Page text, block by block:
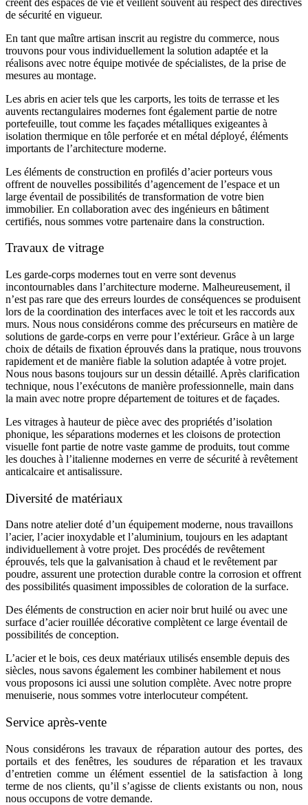
de sécurité en vigueur.
En tant que maître artisan inscrit au registre du commerce, nous
trouvons pour vous individuellement la solution adaptée et la
réalisons avec notre équipe motivée de spécialistes, de la prise de
mesures au montage.
Les abris en acier tels que les carports, les toits de terrasse et les
auvents rectangulaires modernes font également partie de notre
portefeuille, tout comme les façades métalliques exigeantes à
isolation thermique en tôle perforée et en métal déployé, éléments
importants de l’architecture moderne.
Les éléments de construction en profilés d’acier porteurs vous
offrent de nouvelles possibilités d’agencement de l’espace et un
large éventail de possibilités de transformation de votre bien
immobilier. En collaboration avec des ingénieurs en bâtiment
certifiés, nous sommes votre partenaire dans la construction.
Travaux de vitrage
Les garde-corps modernes tout en verre sont devenus
incontournables dans l’architecture moderne. Malheureusement, il
n’est pas rare que des erreurs lourdes de conséquences se produisent
lors de la coordination des interfaces avec le toit et les raccords aux
murs. Nous nous considérons comme des précurseurs en matière de
solutions de garde-corps en verre pour l’extérieur. Grâce à un large
choix de détails de fixation éprouvés dans la pratique, nous trouvons
rapidement et de manière fiable la solution adaptée à votre projet.
Nous nous basons toujours sur un dessin détaillé. Après clarification
technique, nous l’exécutons de manière professionnelle, main dans
la main avec notre propre département de toitures et de façades.
Les vitrages à hauteur de pièce avec des propriétés d’isolation
phonique, les séparations modernes et les cloisons de protection
visuelle font partie de notre vaste gamme de produits, tout comme
les douches à l’italienne modernes en verre de sécurité à revêtement
anticalcaire et antisalissure.
Diversité de matériaux
Dans notre atelier doté d’un équipement moderne, nous travaillons
l’acier, l’acier inoxydable et l’aluminium, toujours en les adaptant
individuellement à votre projet. Des procédés de revêtement
éprouvés, tels que la galvanisation à chaud et le revêtement par
poudre, assurent une protection durable contre la corrosion et offrent
des possibilités quasiment impossibles de coloration de la surface.
Des éléments de construction en acier noir brut huilé ou avec une
surface d’acier rouillée décorative complètent ce large éventail de
possibilités de conception.
L’acier et le bois, ces deux matériaux utilisés ensemble depuis des
siècles, nous savons également les combiner habilement et nous
vous proposons ici aussi une solution complète. Avec notre propre
menuiserie, nous sommes votre interlocuteur compétent.
Service après-vente
Nous considérons les travaux de réparation autour des portes, des
portails et des fenêtres, les soudures de réparation et les travaux
d’entretien comme un élément essentiel de la satisfaction à long
terme de nos clients, qu’il s’agisse de clients existants ou non, nous
nous occupons de votre demande.